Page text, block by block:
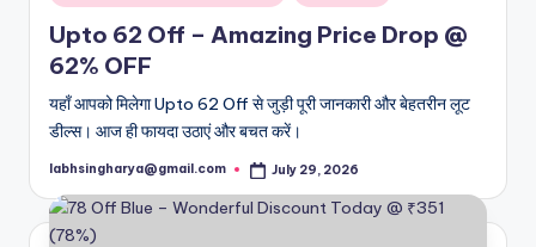
in
Upto 62 Off – Amazing Price Drop @
62% OFF
यहाँ आपको मिलेगा Upto 62 Off से जुड़ी पूरी जानकारी और बेहतरीन लूट
डील्स। आज ही फायदा उठाएं और बचत करें।
Posted
labhsingharya@gmail.com July 29, 2026